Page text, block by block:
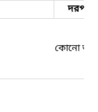
দরপত্র
কোনো তথ্য